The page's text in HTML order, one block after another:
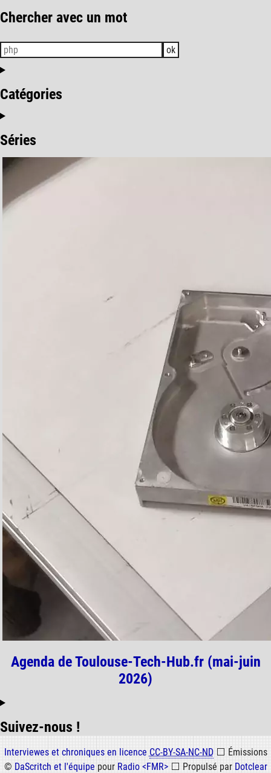
Chercher avec un mot
ok
Catégories
Séries
Agenda de Toulouse-Tech-Hub.fr (mai-juin
2026)
Suivez-nous !
Informations
Interviewes et chroniques en licence CC-BY-SA-NC-ND ⬜ Émissions
© DaScritch et l'équipe pour Radio <FMR> ⬜ Propulsé par Dotclear